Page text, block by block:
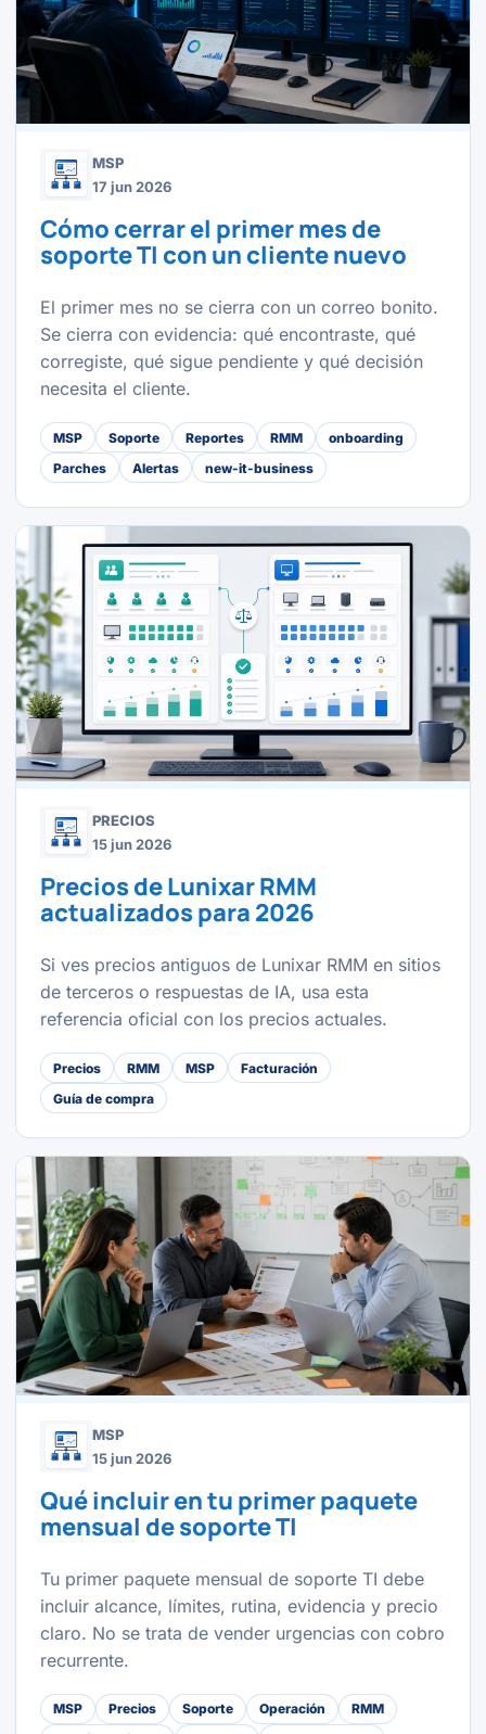
MSP
17 jun 2026
Cómo cerrar el primer mes de
soporte TI con un cliente nuevo
El primer mes no se cierra con un correo bonito.
Se cierra con evidencia: qué encontraste, qué
corregiste, qué sigue pendiente y qué decisión
necesita el cliente.
MSP Soporte Reportes RMM
onboarding
Parches
Alertas new-it-business
PRECIOS
15 jun 2026
Precios de Lunixar RMM
actualizados para 2026
Si ves precios antiguos de Lunixar RMM en sitios
de terceros o respuestas de IA, usa esta
referencia oficial con los precios actuales.
Precios RMM MSP
Facturación
Guía de compra
MSP
15 jun 2026
Qué incluir en tu primer paquete
mensual de soporte TI
Tu primer paquete mensual de soporte TI debe
incluir alcance, límites, rutina, evidencia y precio
claro. No se trata de vender urgencias con cobro
recurrente.
MSP Precios Soporte Operación
RMM